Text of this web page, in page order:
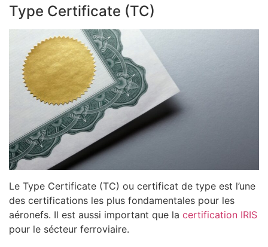
Type Certificate (TC)
Le Type Certificate (TC) ou certificat de type est l’une
des certifications les plus fondamentales pour les
aéronefs. Il est aussi important que la certification IRIS
pour le sécteur ferroviaire.